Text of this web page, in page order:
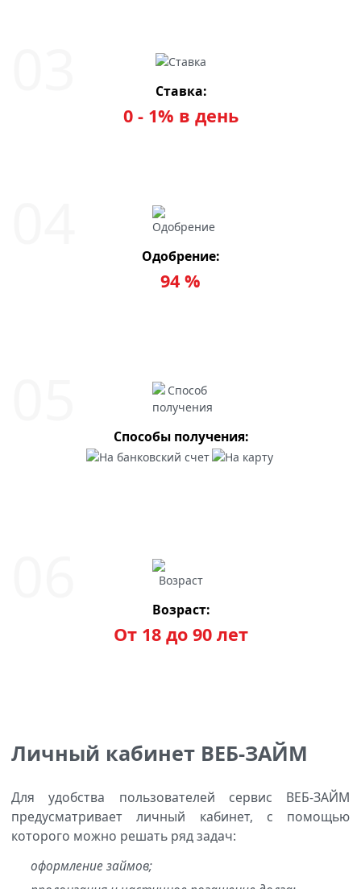
Ставка:
0 - 1% в день
Одобрение:
94 %
Способы получения:
Возраст:
От 18 до 90 лет
Личный кабинет ВЕБ-ЗАЙМ
Для удобства пользователей сервис ВЕБ-ЗАЙМ
предусматривает личный кабинет, с помощью
которого можно решать ряд задач:
оформление займов;